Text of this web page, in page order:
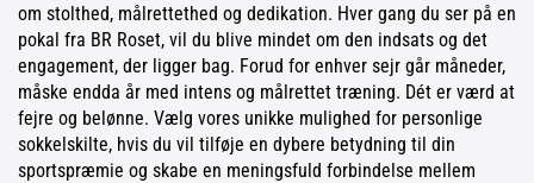
om stolthed, målrettethed og dedikation. Hver gang du ser på en
pokal fra BR Roset, vil du blive mindet om den indsats og det
engagement, der ligger bag. Forud for enhver sejr går måneder,
måske endda år med intens og målrettet træning. Dét er værd at
fejre og belønne. Vælg vores unikke mulighed for personlige
sokkelskilte, hvis du vil tilføje en dybere betydning til din
sportspræmie og skabe en meningsfuld forbindelse mellem